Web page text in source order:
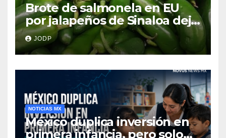
Brote de salmonela en EU
por jalapeños de Sinaloa deja
345 enfermos y 36
hospitalizados
JODP
NOTICIAS MX
México duplica inversión en
primera infancia, pero solo